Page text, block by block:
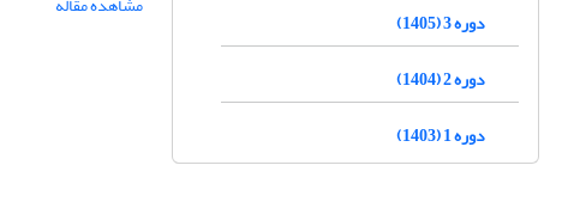
دوره 3 (1405)
دوره 2 (1404)
دوره 1 (1403)